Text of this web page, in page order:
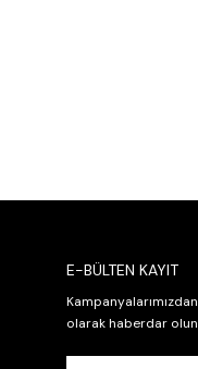
E-BÜLTEN KAYIT
olarak haberdar